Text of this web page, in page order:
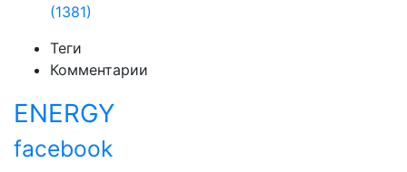
(1381)
Теги
Комментарии
ENERGY
facebook